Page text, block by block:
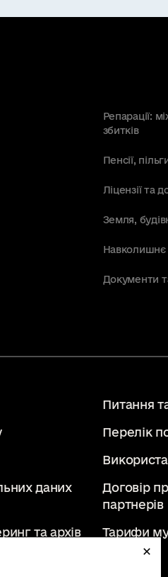
Репарації:
збитків
Пенсії,
Ліцензії та
Земля,
Документи
Питання
Перелік
даних
Договір
партнерів
та архів Тарифи